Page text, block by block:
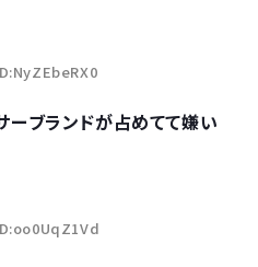
ブランドが占めてて嫌い